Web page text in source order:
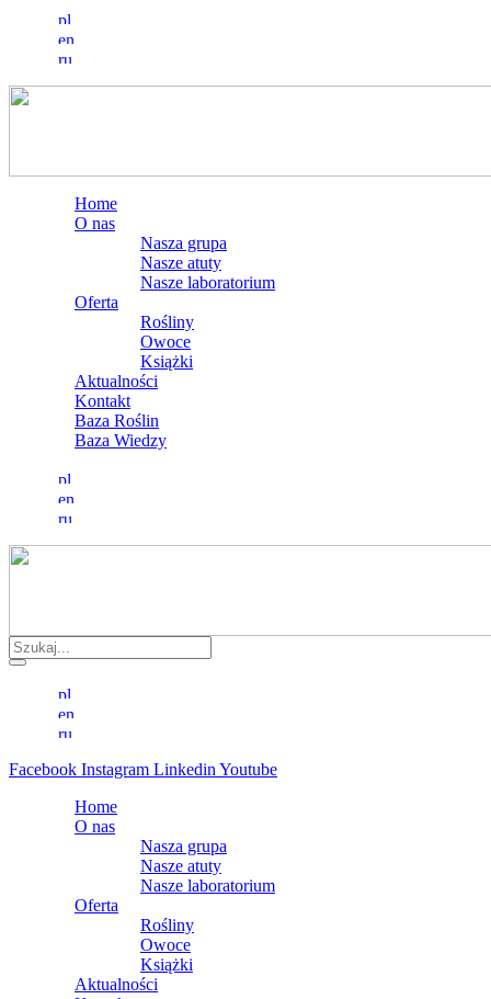
Home
O nas
Nasza grupa
Nasze atuty
Nasze laboratorium
Oferta
Rośliny
Owoce
Książki
Aktualności
Kontakt
Baza Roślin
Baza Wiedzy
Facebook Instagram Linkedin Youtube
Home
O nas
Nasza grupa
Nasze atuty
Nasze laboratorium
Oferta
Rośliny
Owoce
Książki
Aktualności